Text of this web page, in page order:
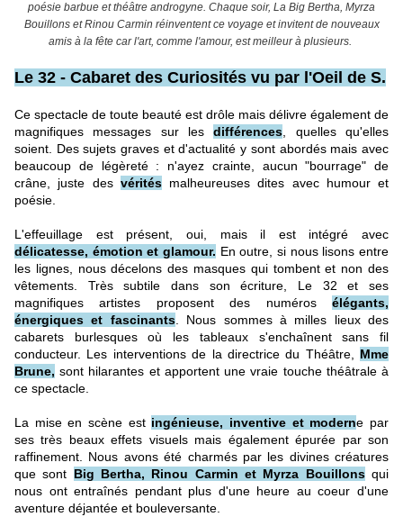
poésie barbue et théâtre androgyne. Chaque soir, La Big Bertha, Myrza
Bouillons et Rinou Carmin réinventent ce voyage et invitent de nouveaux
amis à la fête car l'art, comme l'amour, est meilleur à plusieurs.
Le 32 - Cabaret des Curiosités vu par l'Oeil de S.
Ce spectacle de toute beauté est drôle mais délivre également de
magnifiques messages sur lesdifférences , quelles qu'elles
soient. Des sujets graves et d'actualité y sont abordés mais avec
beaucoup de légèreté : n'ayez crainte, aucun "bourrage" de
crâne, juste des véritésmalheureuses dites avec humour et
poésie.
L'effeuillage est présent, oui, mais il est intégré avec
délicatesse, émotion et glamour. En outre, si nous lisons entre
les lignes, nous décelons des masques qui tombent et non des
vêtements. Très subtile dans son écriture, Le 32 et ses
magnifiques artistes proposent des numéros élégants,
énergiques et fascinants. Nous sommes à milles lieux des
cabarets burlesques où les tableaux s'enchaînent sans fil
conducteur. Les interventions de la directrice du Théâtre, Mme
Brune, sont hilarantes et apportent une vraie touche théâtrale à
ce spectacle.
La mise en scène est ingénieuse, inventive et moderne par
ses très beaux effets visuels mais également épurée par son
raffinement. Nous avons été charmés par les divines créatures
que sont Big Bertha, Rinou Carmin et Myrza Bouillonsqui
nous ont entraînés pendant plus d'une heure au coeur d'une
aventure déjantée et bouleversante.